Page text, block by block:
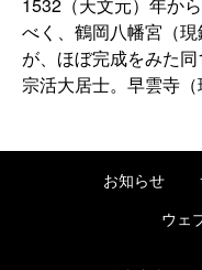
べく、鶴岡八幡宮（
が、ほぼ完成をみた
宗活大居士。早雲寺（
お知らせ
ウェ